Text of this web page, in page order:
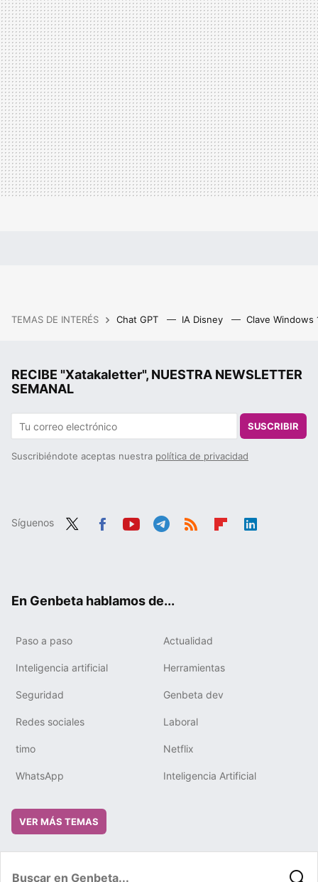
TEMAS DE INTERÉS Chat GPT IA Disney Clave Windows
RECIBE "Xatakaletter", NUESTRA NEWSLETTER
SEMANAL
SUSCRIBIR
Suscribiéndote aceptas nuestra política de privacidad
Síguenos
En Genbeta hablamos de...
Paso a paso Actualidad
Inteligencia artificial Herramientas
Seguridad Genbeta dev
Redes sociales Laboral
timo Netflix
WhatsApp Inteligencia Artificial
VER MÁS TEMAS